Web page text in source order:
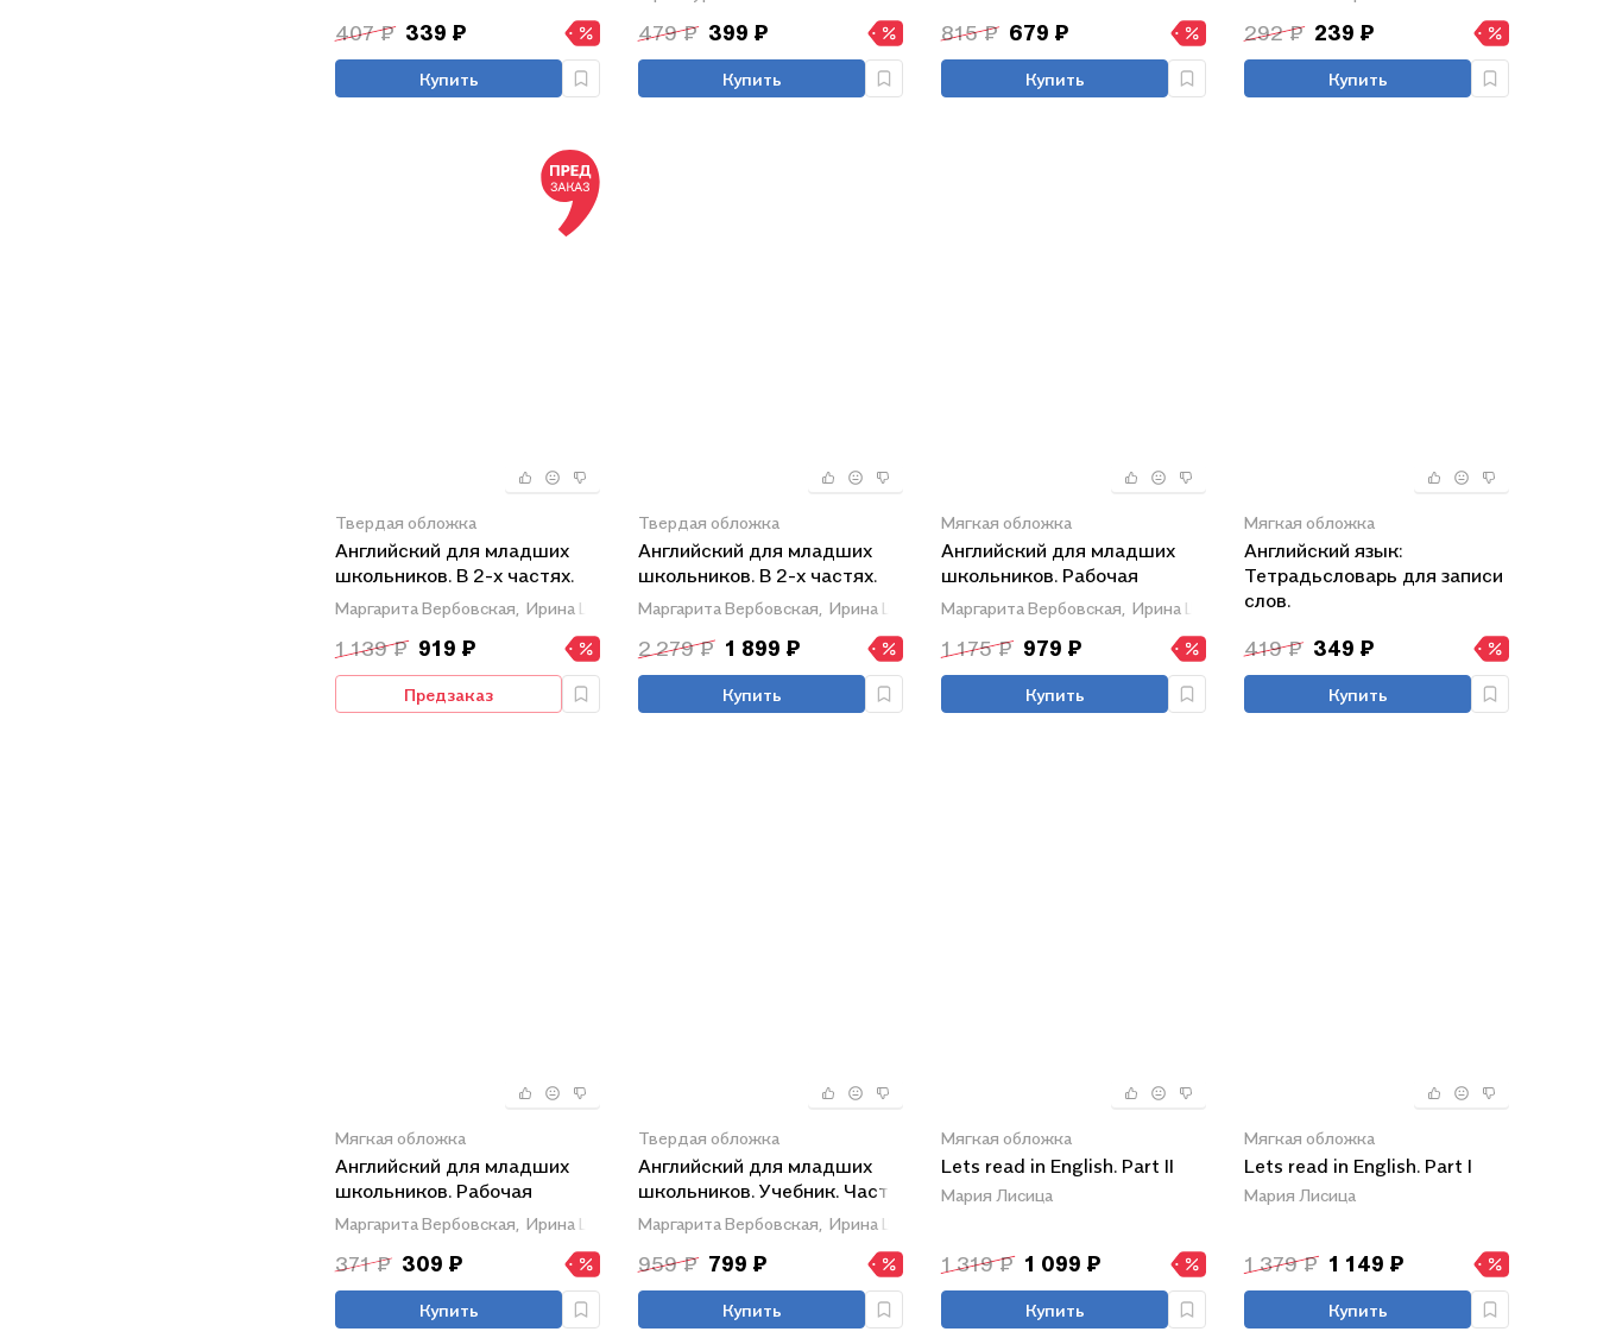
407 ₽ 339 ₽
Купить
обучения
479 ₽ 399 ₽
Купить
815 ₽ 679 ₽
Купить
292 ₽ 239 ₽
Купить
Твердая обложка
Английский для младших
школьников. В 2-х частях.
Часть 1. Учебник + Рабочая
тетрадь (мини)
Маргарита Вербовская, Ирина Шишкова
1 139 ₽ 919 ₽
Предзаказ
Твердая обложка
Английский для младших
школьников. В 2-х частях.
Часть 1. Учебник, Рабочая
тетрадь, Прописи. Комплект
Маргарита Вербовская, Ирина Шишкова
2 279 ₽ 1 899 ₽
Купить
Мягкая обложка
Английский для младших
школьников. Рабочая
тетрадь. В 2-х частях.
Комплект
Маргарита Вербовская, Ирина Шишкова
1 175 ₽ 979 ₽
Купить
Мягкая обложка
Английский язык:
Тетрадьсловарь для записи
слов.
419 ₽ 349 ₽
Купить
Мягкая обложка
Английский для младших
школьников. Рабочая
тетрадь. Часть 1 (мини)
Маргарита Вербовская, Ирина Шишкова
371 ₽ 309 ₽
Купить
Твердая обложка
Английский для младших
школьников. Учебник. Часть
1 (мини)
Маргарита Вербовская, Ирина Шишкова
959 ₽ 799 ₽
Купить
Мягкая обложка
Lets read in English. Part II
Мария Лисица
1 319 ₽ 1 099 ₽
Купить
Мягкая обложка
Lets read in English. Part I
Мария Лисица
1 379 ₽ 1 149 ₽
Купить